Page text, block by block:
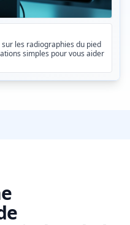
les radiographies du pied
simples pour vous aider